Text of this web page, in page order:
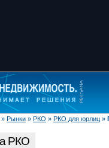
» Рынки » РКО » РКО для юрлиц »
РКО